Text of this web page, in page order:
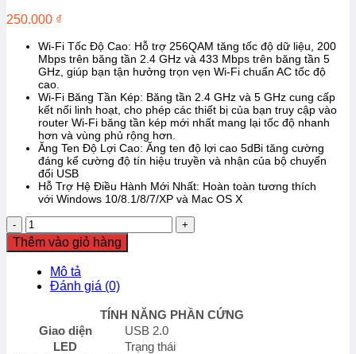
250.000 ₫
Wi-Fi Tốc Độ Cao: Hỗ trợ 256QAM tăng tốc độ dữ liệu, 200
Mbps trên băng tần 2.4 GHz và 433 Mbps trên băng tần 5
GHz, giúp bạn tận hưởng trọn vẹn Wi-Fi chuẩn AC tốc độ
cao.
Wi-Fi Băng Tần Kép: Băng tần 2.4 GHz và 5 GHz cung cấp
kết nối linh hoạt, cho phép các thiết bị của bạn truy cập vào
router Wi-Fi băng tần kép mới nhất mang lại tốc độ nhanh
hơn và vùng phủ rộng hơn.
Ăng Ten Độ Lợi Cao: Ăng ten độ lợi cao 5dBi tăng cường
đáng kể cường độ tín hiệu truyền và nhận của bộ chuyển
đổi USB
Hỗ Trợ Hệ Điều Hành Mới Nhất: Hoàn toàn tương thích
với Windows 10/8.1/8/7/XP và Mac OS X
Card
mạng
không
USB
T2U
Thêm vào giỏ hàng
Mô tả
Đánh giá (0)
TÍNH NĂNG PHẦN CỨNG
Giao diện
USB 2.0
LED
Trạng thái